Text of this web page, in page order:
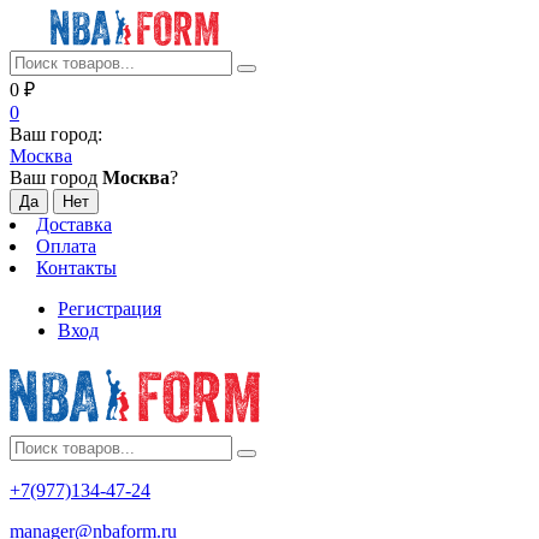
0 ₽
0
Ваш город:
Москва
Ваш город Москва?
Доставка
Оплата
Контакты
Регистрация
Вход
+7(977)134-47-24
manager@nbaform.ru